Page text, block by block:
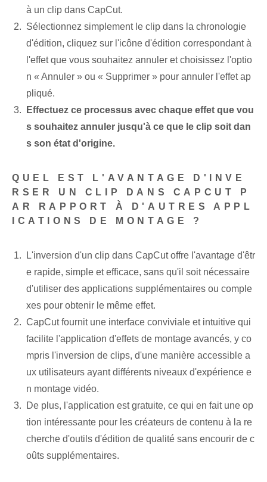
à un clip dans CapCut.
Sélectionnez simplement le clip dans la chronologie
d'édition, cliquez sur l'icône d'édition correspondant à
l'effet que vous souhaitez annuler et choisissez l'optio
n « Annuler » ou « Supprimer » pour annuler l'effet ap
pliqué.
Effectuez ce processus avec chaque effet que vou
s souhaitez annuler jusqu'à ce que le clip soit dan
s son état d'origine.
QUEL EST L'AVANTAGE D'INVE
RSER UN CLIP DANS CAPCUT P
AR RAPPORT À D'AUTRES APPL
ICATIONS DE MONTAGE ?
L'inversion d'un clip dans CapCut offre l'avantage d'êtr
e rapide, simple et efficace, sans qu'il soit nécessaire
d'utiliser des applications supplémentaires ou comple
xes pour obtenir le même effet.
CapCut fournit une interface conviviale et intuitive qui
facilite l'application d'effets de montage avancés, y co
mpris l'inversion de clips, d'une manière accessible a
ux utilisateurs ayant différents niveaux d'expérience e
n montage vidéo.
De plus, l'application est gratuite, ce qui en fait une op
tion intéressante pour les créateurs de contenu à la re
cherche d'outils d'édition de qualité sans encourir de c
oûts supplémentaires.